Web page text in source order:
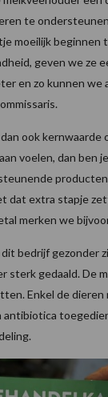
te
moeilijk beginnen
geven we ze
en zo kunnen
ook kernwaarde
voelen, dan ben
dat extra stapje
merken we
bedrijf gezonder
sterk gedaald. De
Enkel de dieren
antibiotica